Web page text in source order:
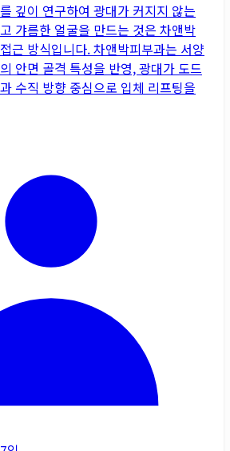
깊이 연구하여 광대가 커지지 않는
갸름한 얼굴을 만드는 것은 차앤박
근 방식입니다. 차앤박피부과는 서양
안면 골격 특성을 반영, 광대가 도드
수직 방향 중심으로 입체 리프팅을